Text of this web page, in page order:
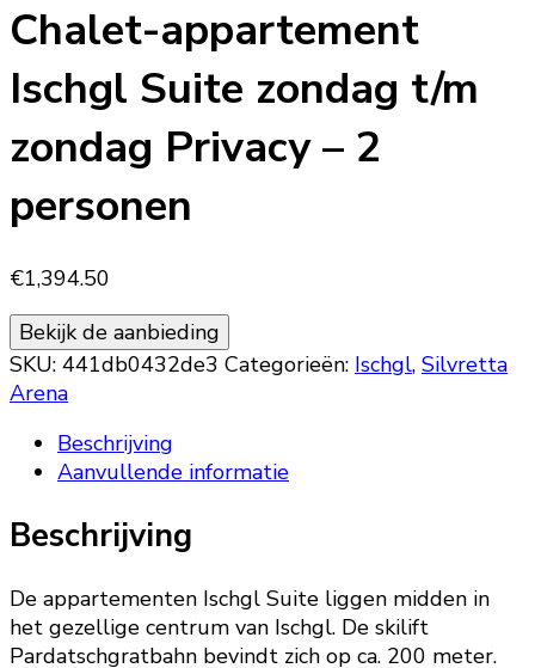
Chalet-appartement
Ischgl Suite zondag t/m
zondag Privacy – 2
personen
€1,394.50
Bekijk de aanbieding
SKU: 441db0432de3 Categorieën: Ischgl, Silvretta
Arena
Beschrijving
Aanvullende informatie
Beschrijving
De appartementen Ischgl Suite liggen midden in
het gezellige centrum van Ischgl. De skilift
Pardatschgratbahn bevindt zich op ca. 200 meter.